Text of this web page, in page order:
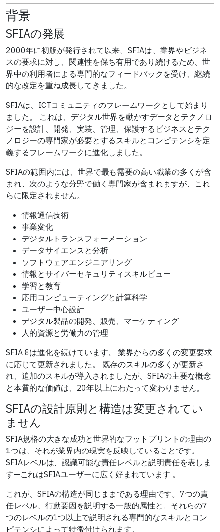
背景
SFIAの発展
2000年に初版が発行されて以来、SFIAは、業界やビジネ
スの要求に対し、関連性を保ち有用であり続けるため、世
界中の利用者による専門的なフィードバックを受け、継続
的な改定を重ね成長してきました。
SFIAは、ICTコミュニティのフレームワークとして始まり
ました。 これは、デジタル世界を動かすデータとテクノロ
ジーを設計、開発、実装、管理、保護するビジネスとテク
ノロジーの専門家が必要とするスキルとコンピテンシを定
義するフレームワークに進化しました。
SFIAの範囲内には、世界で最も需要の高い職業の多くが含
まれ、次のような分野で働く専門家が含まれますが、これ
らに限定されません。
情報通信技術
事業変化
デジタルトランスフォーメーション
データサイエンスと分析
ソフトウェアエンジニアリング
情報とサイバーセキュリティスキルビュー
学習と教育
応用コンピューティングと計算科学
ユーザー中心設計
デジタル製品の開発、販売、マーケティング
人的資源と労働力の管理
SFIA 8は進化を続けています。 業界からの多くの変更要求
に応じて更新されました。 既存のスキルの多くが更新さ
れ、追加のスキルが導入されましたが、SFIAの主要な概念
と本質的な価値は、20年以上にわたって変わりません。
SFIAの設計原則と構造は変更されてい
ません
SFIA規格の大きな成功と世界的なフットプリントの理由の
1つは、それが業界内の現実を反映していることです。
SFIAレベルは、認識可能な責任レベルと説明責任を表しま
す—これはSFIAユーザーに広く好まれています 。
これが、SFIAの構造が同じままである理由です。7つの責
任レベル、行動要因を説明する一般的属性と、それらの7
つのレベルの1つ以上で説明される専門的なスキルとコン
ピテンシによって特徴付けられます。